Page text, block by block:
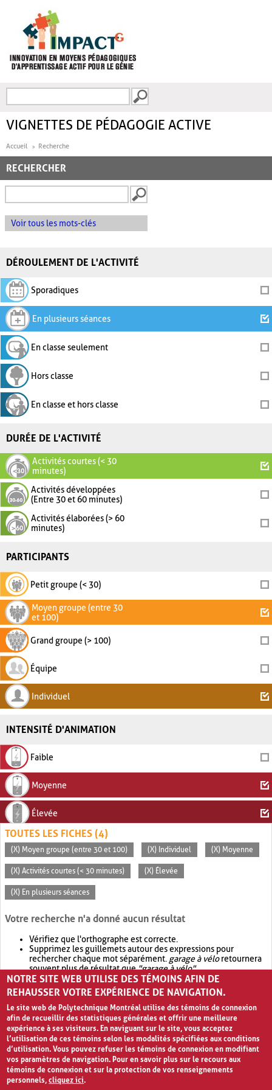
FORMULAIRE DE
VIGNETTES DE PÉDAGOGIE ACTIVE
Accueil Recherche
RECHERCHER
Voir tous les mots-clés
DÉROULEMENT DE L'ACTIVITÉ
Sporadiques
En plusieurs séances
En classe seulement
Hors classe
En classe et hors classe
DURÉE DE L'ACTIVITÉ
Activités courtes (< 30
minutes)
Activités développées
(Entre 30 et 60 minutes)
Activités élaborées (> 60
minutes)
PARTICIPANTS
Petit groupe (< 30)
Moyen groupe (entre 30
et 100)
Grand groupe (> 100)
Équipe
Individuel
INTENSITÉ D'ANIMATION
Faible
Moyenne
Élevée
TOUTES LES FICHES (4)
(X) Moyen groupe (entre 30 et 100) (X) Individuel (X) Moyenne
(X) Activités courtes (< 30 minutes) (X) Élevée
(X) En plusieurs séances
Votre recherche n'a donné aucun résultat
Vérifiez que l'orthographe est correcte.
Supprimez les guillemets autour des expressions pour
rechercher chaque mot séparément. garage à véloretournera
souvent plus de résultat que"garage à vélo".
Envisagez d'élargir votre recherche avec OR.garage OR vélo
retournera souvent plus de résultat quegarage à vélo
NOTRE SITE WEB UTILISE DES TÉMOINS AFIN DE
REHAUSSER VOTRE EXPÉRIENCE DE NAVIGATION.
Le site web de Polytechnique Montréal utilise des témoins de connexion
afin de recueillir des statistiques générales et offrir une meilleure
expérience à ses visiteurs. En naviguant sur le site, vous acceptez
l’utilisation de ces témoins selon les modalités spécifiées aux conditions
d’utilisation. Vous pouvez refuser les témoins de connexion en modifiant
vos paramètres de navigation. Pour en savoir plus sur le recours aux
témoins de connexion et sur la protection de vos renseignements
personnels,cliquez ici.